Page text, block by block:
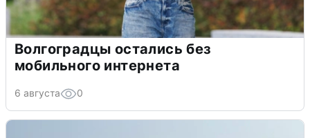
Волгоградцы остались без
мобильного интернета
6 августа 0